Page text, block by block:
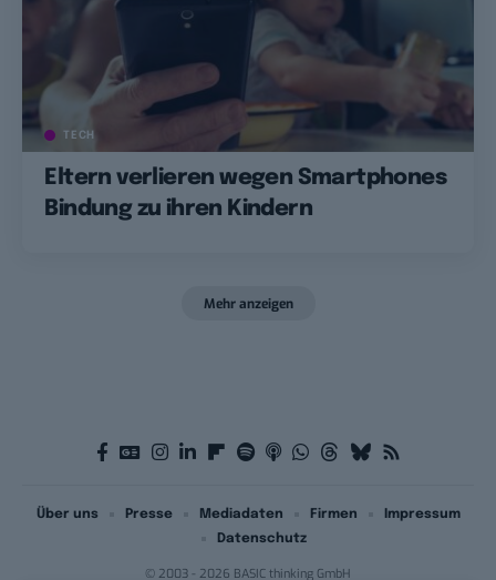
TECH
Eltern verlieren wegen Smartphones
Bindung zu ihren Kindern
Mehr anzeigen
© 2003 - 2026 BASIC thinking GmbH
Über uns Presse Mediadaten Firmen
Impressum
Datenschutz